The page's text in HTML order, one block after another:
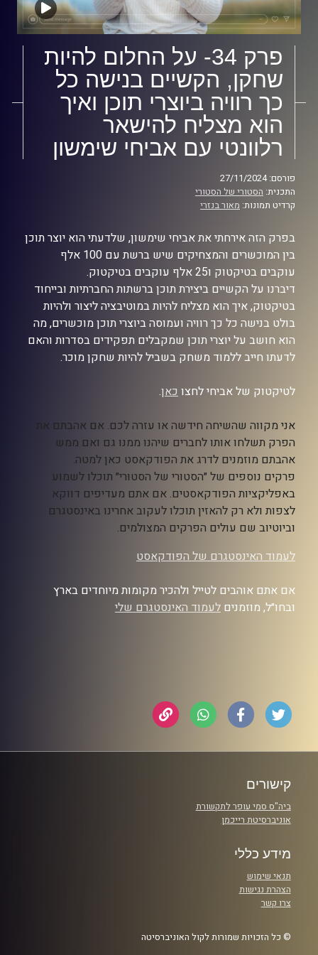
פרק 34- על החלום להיות
שחקן, הקשיים בנישה כל
כך רוויה ביוצרי תוכן ואיך
הוא מצליח להישאר
רלוונטי עם אביחי שימשון
פורסם: 27/11/2024
התכנית: הסטורי של הסטורי
קרדיט תמונות: מאור בנזרי
בפרק הזה אירחתי את אביחי שימשון, שלדעתי הוא יוצר תוכן
בין המוכשרים והמצחיקים שיש ברשת עם 100 אלף
עוקבים בטיקטוק ו25 אלף עוקבים בטיקטוק.
דיברנו על הקשיים ביצירת תוכן ברשתות החברתיות ובייחוד
בטיקטוק, איך הוא מצליח להיות במוטיבציה ליצור ולהיות
בולט בנישה כל כך רוויה ועמוסה ביוצרי תוכן מוכשרים, מה
הוא חושב על יוצרי תוכן שמקבלים תפקידים בסדרות והאם
לדעתו חייב ללמוד משחק בשביל להיות שחקן מוכר.
לטיקטוק של אביחי לחצוכאן.
אני מקווה שהשיחה חידשה או עזרה לכם. אם אהבתם את
הפרק תשלחו אותו לחברים שיהנו ממנו גם ואם ממש
אהבתם מוזמנים לדרג את הפודקאסט כאן למטה.
פרקים נוספים של ״הסטורי של הסטורי״ תוכלו לשמוע
באפליקציות הפודקאסטים. אם אתם מעדיפים דווקא
לצפות ולא רק להאזין תוכלו לעקוב אחרינו באינסטגרם
וביוטיוב שם עולים הפרקים המצולמים.
לעמוד האינסטגרם של הפודקאסט
אם אתם אוהבים לטייל ולהכיר מקומות מיוחדים בארץ
ובחו״ל, מוזמנים לעמוד האינסטגרם שלי
קישורים
ביה"ס סמי עופר לתקשורת
אוניברסיטת רייכמן
מידע כללי
תנאי שימוש
הצהרת נגישות
צרו קשר
© כל הזכויות שמורות לקול האוניברסיטה